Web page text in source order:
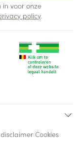
in voor onze
policy.
Cookies